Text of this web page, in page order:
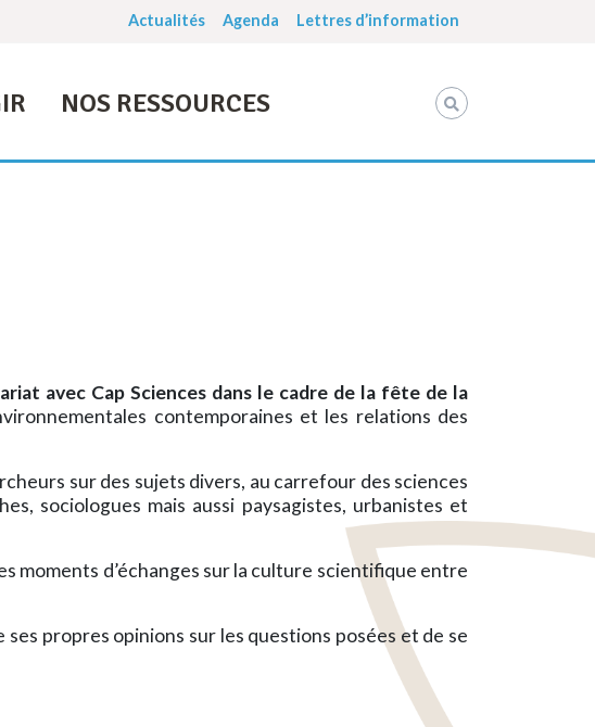
Actualités Agenda Lettres d’information
NOS RESSOURCES
avec Cap Sciences dans le cadre de la fête de la
contemporaines et les relations des
sur des sujets divers, au carrefour des sciences
sociologues mais aussi paysagistes, urbanistes et
moments d’échanges sur la culture scientifique entre
propres opinions sur les questions posées et de se